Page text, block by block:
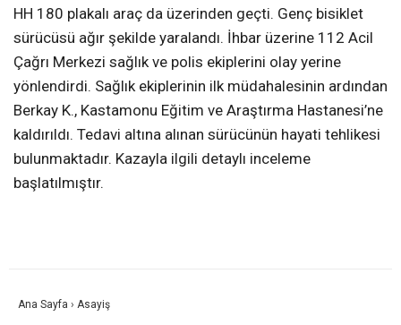
HH 180 plakalı araç da üzerinden geçti. Genç bisiklet
sürücüsü ağır şekilde yaralandı. İhbar üzerine 112 Acil
Çağrı Merkezi sağlık ve polis ekiplerini olay yerine
yönlendirdi. Sağlık ekiplerinin ilk müdahalesinin ardından
Berkay K., Kastamonu Eğitim ve Araştırma Hastanesi’ne
kaldırıldı. Tedavi altına alınan sürücünün hayati tehlikesi
bulunmaktadır. Kazayla ilgili detaylı inceleme
başlatılmıştır.
Ana Sayfa › Asayiş